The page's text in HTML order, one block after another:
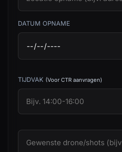
DATUM OPNAME
TIJDVAK (Voor CTR aanvragen)